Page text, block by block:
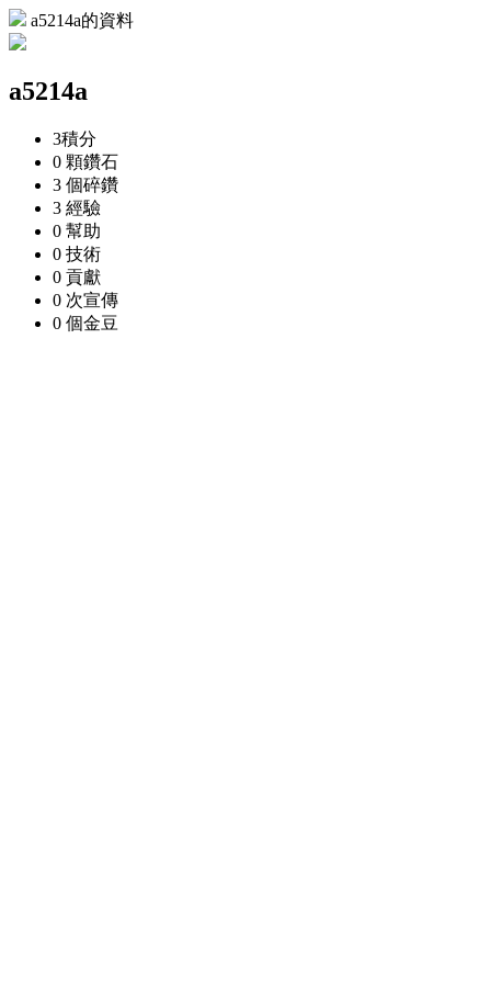
a5214a的資料
a5214a
3積分
0 顆鑽石
3 個碎鑽
3 經驗
0 幫助
0 技術
0 貢獻
0 次宣傳
0 個金豆